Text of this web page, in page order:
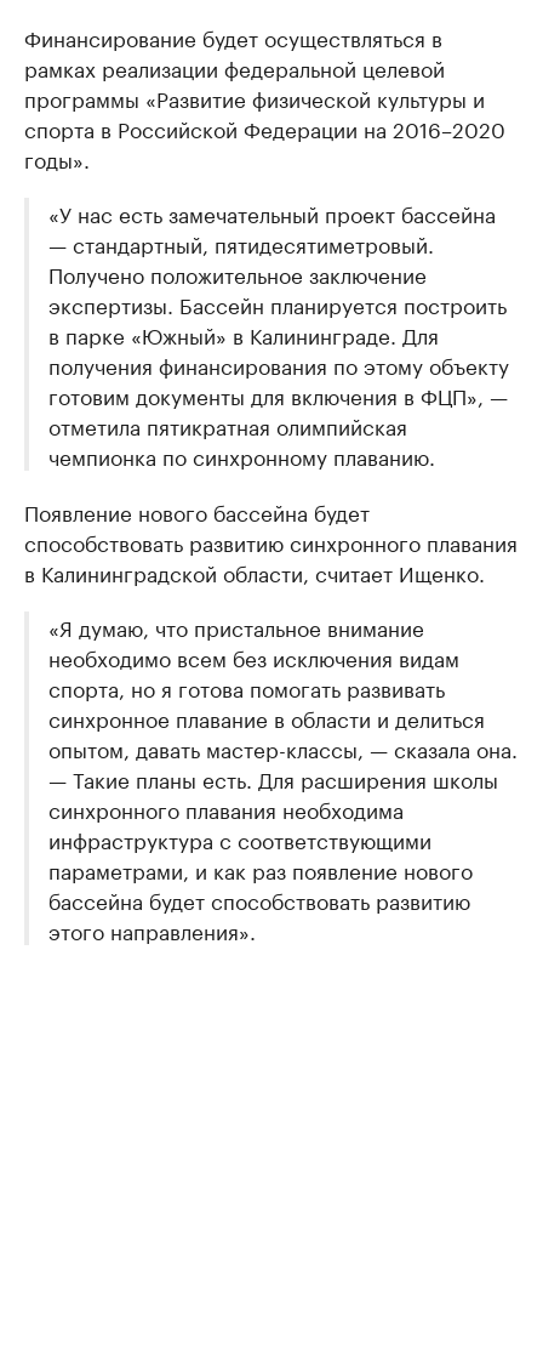
Финансирование будет осуществляться в
рамках реализации федеральной целевой
программы «Развитие физической культуры и
спорта в Российской Федерации на 2016–2020
годы».
«У нас есть замечательный проект бассейна
— стандартный, пятидесятиметровый.
Получено положительное заключение
экспертизы. Бассейн планируется построить
в парке «Южный» в Калининграде. Для
получения финансирования по этому объекту
готовим документы для включения в ФЦП», —
отметила пятикратная олимпийская
чемпионка по синхронному плаванию.
Появление нового бассейна будет
способствовать развитию синхронного плавания
в Калининградской области, считает Ищенко.
«Я думаю, что пристальное внимание
необходимо всем без исключения видам
спорта, но я готова помогать развивать
синхронное плавание в области и делиться
опытом, давать мастер-классы, — сказала она.
— Такие планы есть. Для расширения школы
синхронного плавания необходима
инфраструктура с соответствующими
параметрами, и как раз появление нового
бассейна будет способствовать развитию
этого направления».